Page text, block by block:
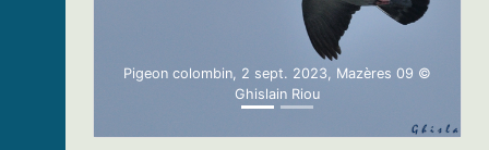
Pigeon colombin, 2 sept. 2023, Mazères 09 ©
Ghislain Riou